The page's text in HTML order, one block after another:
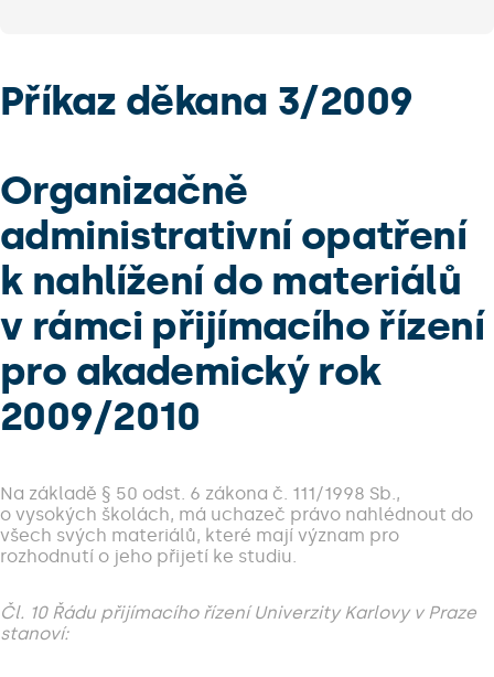
Příkaz děkana 3/2009
Organizačně
administrativní opatření
k nahlížení do materiálů
v rámci přijímacího řízení
pro akademický rok
2009/2010
Na základě § 50 odst. 6 zákona č. 111/1998 Sb.,
o vysokých školách, má uchazeč právo nahlédnout do
všech svých materiálů, které mají význam pro
rozhodnutí o jeho přijetí ke studiu.
Čl. 10 Řádu přijímacího řízení Univerzity Karlovy v Praze
stanoví: